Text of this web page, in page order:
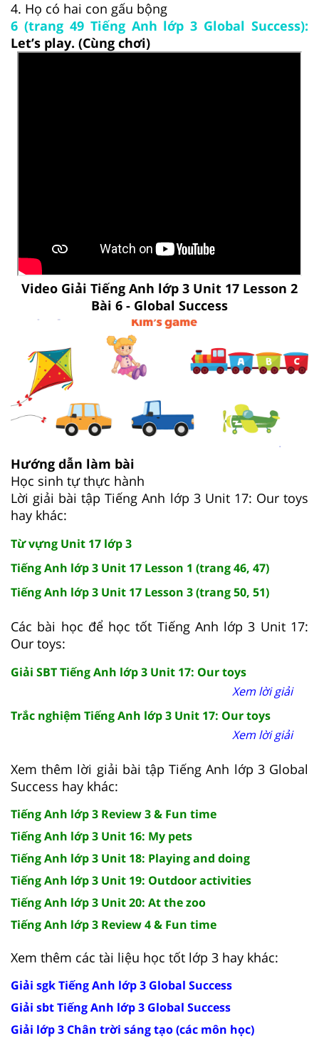
4. Họ có hai con gấu bộng
6 (trang 49 Tiếng Anh lớp 3 Global Success):
Let’s play. (Cùng chơi)
Video Giải Tiếng Anh lớp 3 Unit 17 Lesson 2
Bài 6 - Global Success
Hướng dẫn làm bài
Học sinh tự thực hành
Lời giải bài tập Tiếng Anh lớp 3 Unit 17: Our toys
hay khác:
Từ vựng Unit 17 lớp 3
Tiếng Anh lớp 3 Unit 17 Lesson 1 (trang 46, 47)
Tiếng Anh lớp 3 Unit 17 Lesson 3 (trang 50, 51)
Các bài học để học tốt Tiếng Anh lớp 3 Unit 17:
Our toys:
Giải SBT Tiếng Anh lớp 3 Unit 17: Our toys
Xem lời giải
Trắc nghiệm Tiếng Anh lớp 3 Unit 17: Our toys
Xem lời giải
Xem thêm lời giải bài tập Tiếng Anh lớp 3 Global
Success hay khác:
Tiếng Anh lớp 3 Review 3 & Fun time
Tiếng Anh lớp 3 Unit 16: My pets
Tiếng Anh lớp 3 Unit 18: Playing and doing
Tiếng Anh lớp 3 Unit 19: Outdoor activities
Tiếng Anh lớp 3 Unit 20: At the zoo
Tiếng Anh lớp 3 Review 4 & Fun time
Xem thêm các tài liệu học tốt lớp 3 hay khác:
Giải sgk Tiếng Anh lớp 3 Global Success
Giải sbt Tiếng Anh lớp 3 Global Success
Giải lớp 3 Chân trời sáng tạo (các môn học)